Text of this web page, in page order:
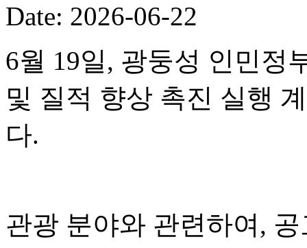
Date: 2026-06-22
6월 19일, 광둥성 인민정
및 질적 향상 촉진 실행
다.
관광 분야와 관련하여,